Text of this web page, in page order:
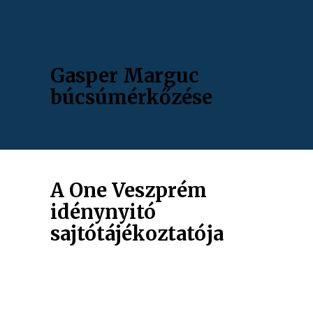
Gasper Marguc
búcsúmérkőzése
A One Veszprém
idénynyitó
sajtótájékoztatója